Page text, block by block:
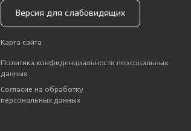
Версия для слабовидящих
Карта сайта
Политика конфиденциальности персональных
данных
Согласие на обработку
персональных данных